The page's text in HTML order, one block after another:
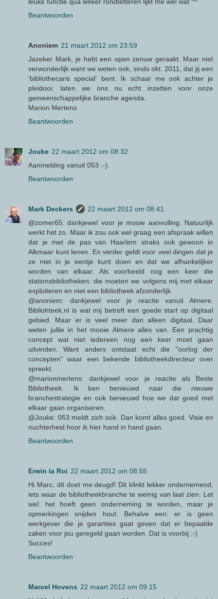
Beantwoorden
Anoniem 21 maart 2012 om 23:59
Jazeker Mark, je hebt een open zenuw geraakt. Maar niet
verwonderlijk want we weten ook, sinds okt. 2011, dat jij een
'bibliothecaris special' bent. Ik schaar me ook achter je
pleidooi: laten we ons nu echt inzetten voor onze
gemeenschappelijke branche agenda.
Marion Mertens
Beantwoorden
Jouke 22 maart 2012 om 08:32
Aanmelding vanuit 053 :-).
Beantwoorden
Mark Deckers
22 maart 2012 om 08:41
@zomer65: dankjewel voor je mooie aanvulling. Natuurlijk
werkt het zo. Maar ik zou ook wel graag een afspraak willen
dat je met de pas van Haarlem straks ook gewoon in
Alkmaar kunt lenen. En verder geldt voor veel dingen dat je
ze niet in je eentje kunt doen en dat we afhankelijker
worden van elkaar. Als voorbeeld nog een keer die
stationsbibliotheken: die moeten we volgens mij met elkaar
exploiteren en niet een bibliotheek afzonderlijk.
@anoniem: dankjewel voor je reactie vanuit Almere.
Bibliohteek.nl is wat mij betreft een goede start op digitaal
gebied. Maar er is veel meer dan alleen digitaal. Daar
weten jullie in het mooie Almere alles van. Een prachtig
concept wat niet iedereen nog een keer moet gaan
uitvinden. Want anders ontstaat echt die "oorlog der
concepten" waar een bekende bibliotheekdirecteur over
spreekt.
@marionmertens: dankjewel voor je reactie als Beste
Bibliotheek. Ik ben benieuwd naar die nieuwe
branchestrategie en ook benieuwd hoe we dat goed met
elkaar gaan organiseren.
@Jouke: 053 meldt zich ook. Dan komt alles goed. Visie en
nuchterheid hoor ik hier hand in hand gaan.
Beantwoorden
Erwin la Roi 22 maart 2012 om 08:55
Hi Marc, dit doet me deugd! Dit klinkt lekker ondernemend,
iets waar de bibliotheekbranche te weinig van laat zien. Let
wel: het hoeft geen onderneming te worden, maar je
opmerkingen snijden hout. Behalve een: er is geen
werkgever die je garanties gaat geven dat er bepaalde
zaken voor jou geregeld gaan worden. Dat is voorbij ;-)
Succes!
Beantwoorden
Marcel Hovens 22 maart 2012 om 09:15